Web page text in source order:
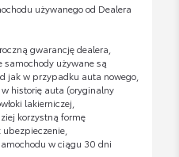
używanego od Dealera
gwarancję dealera,
samochody używane są
jak w przypadku auta nowego,
historię auta (oryginalny
lakierniczej,
korzystną formę
w ciągu 30 dni